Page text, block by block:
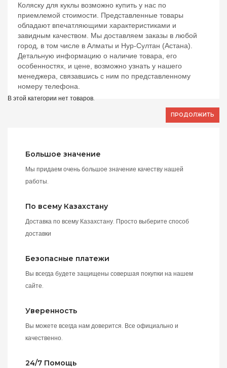
Коляску для куклы возможно купить у нас по
приемлемой стоимости. Представленные товары
обладают впечатляющими характеристиками и
завидным качеством. Мы доставляем заказы в любой
город, в том числе в Алматы и Нур-Султан (Астана).
Детальную информацию о наличие товара, его
особенностях, и цене, возможно узнать у нашего
менеджера, связавшись с ним по представленному
номеру телефона.
В этой категории нет товаров.
ПРОДОЛЖИТЬ
Большое значение
Мы придаем очень большое значение качеству нашей
работы.
По всему Казахстану
Доставка по всему Казахстану. Просто выберите способ
доставки
Безопасные платежи
Вы всегда будете защищены совершая покупки на нашем
сайте.
Уверенность
Вы можете всегда нам доверится. Все официально и
качественно.
24/7 Помощь